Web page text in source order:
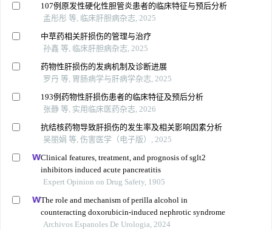
107例原发性硬化性胆管炎患者的临床特征与预后分析
孟彤彤 等, 临床肝胆病杂志, 2025
中草药相关肝损伤的管理与治疗
孙鑫 等, 临床肝胆病杂志, 2025
药物性肝损伤的发病机制及诊断进展
罗丹 等, 胃肠病学与肝病学杂志, 2025
193例药物性肝损伤患者的临床特征及预后分析
张静 等, 实用临床医药杂志, 2026
抗结核药物导致肝损伤的发生率及相关影响因素分析
吴丽娟 等, 伤害医学（电子版）, 2025
Clinical features, treatment, and prognosis of sglt2
inhibitors induced acute pancreatitis
Expert Opinion on Drug Safety, 1905
The role and mechanism of perilla alcohol in
counteracting doxorubicin-induced nephrotic syndrome
Archivos Espanoles De Urologia, 2024